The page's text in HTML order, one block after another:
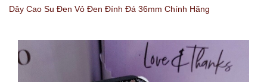
Dây Cao Su Đen Vỏ Đen Đính Đá 36mm Chính Hãng